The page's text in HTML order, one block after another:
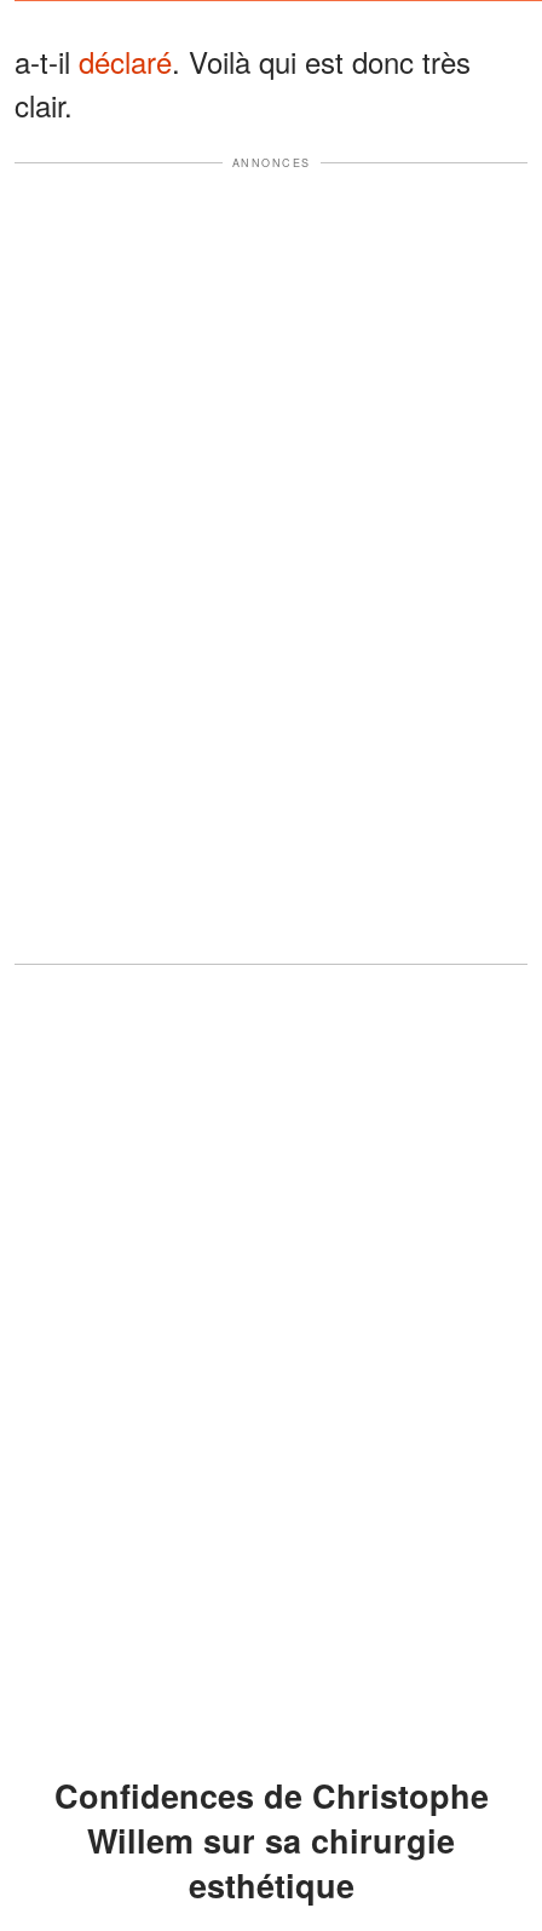
a-t-il déclaré. Voilà qui est donc très
clair.
ANNONCES
Confidences de Christophe
Willem sur sa chirurgie
esthétique